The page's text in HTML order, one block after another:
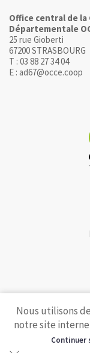
Office central de
Départementale
25 rue Gioberti
67200 STRASBOURG
T : 03 88 27 34 04
E : ad67@occe.coop
Nous utilisons
notre site
Continuer